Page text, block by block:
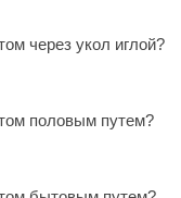
через укол иглой?
половым путем?